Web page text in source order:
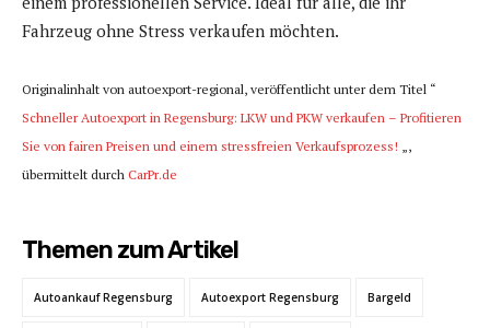
Fahrzeug ohne Stress verkaufen möchten.
Originalinhalt von autoexport-regional, veröffentlicht unter dem Titel “
Schneller Autoexport in Regensburg: LKW und PKW verkaufen – Profitieren
Sie von fairen Preisen und einem stressfreien Verkaufsprozess! „,
übermittelt durch CarPr.de
Themen zum Artikel
Autoankauf Regensburg Autoexport Regensburg Bargeld